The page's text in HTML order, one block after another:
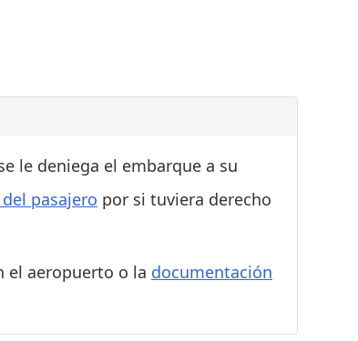
le deniega el embarque a su
pasajero por si tuviera derecho
el aeropuerto o la documentación